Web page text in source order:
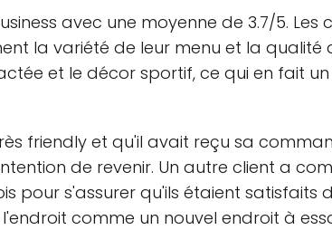
avec une moyenne de 3.7/5.
la variété de leur menu et la qualité
et le décor sportif, ce qui en fait
friendly et qu'il avait reçu sa
de revenir. Un autre client a
pour s'assurer qu'ils étaient
comme un nouvel endroit à